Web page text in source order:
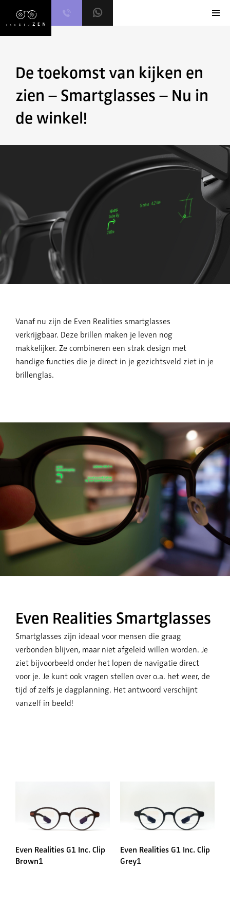
Skip
De toekomst van kijken en
zien – Smartglasses – Nu in
de winkel!
Vanaf nu zijn de Even Realities smartglasses
verkrijgbaar. Deze brillen maken je leven nog
makkelijker. Ze combineren een strak design met
handige functies die je direct in je gezichtsveld ziet in je
brillenglas.
Even Realities Smartglasses
Smartglasses zijn ideaal voor mensen die graag
verbonden blijven, maar niet afgeleid willen worden. Je
ziet bijvoorbeeld onder het lopen de navigatie direct
voor je. Je kunt ook vragen stellen over o.a. het weer, de
tijd of zelfs je dagplanning. Het antwoord verschijnt
vanzelf in beeld!
Even Realities G1 Inc. Clip
Brown1
Even Realities G1 Inc. Clip
Grey1